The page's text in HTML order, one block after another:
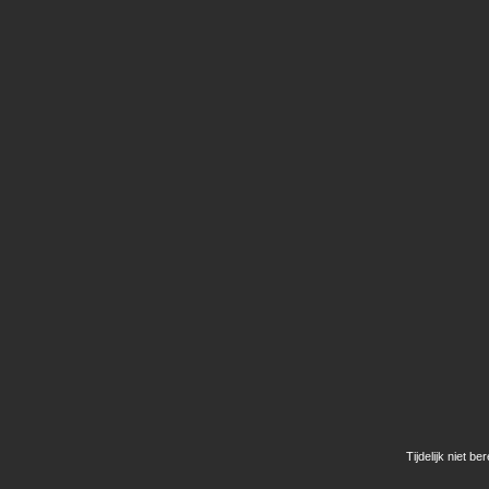
Tijdelijk niet